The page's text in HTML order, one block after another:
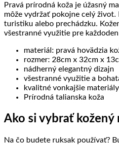
Pravá prírodná koža je úžasný
môže vydržať pokojne celý život.
turistiku alebo prechádzku.
všestranné využitie pre
materiál: pravá hovädzia
rozmer: 28cm x 32cm x
nádherný elegantný dizajn
všestranné využitie a
kvalitné vonkajšie
Prírodná talianska koža
Ako si vybrať kožený
Na čo budete ruksak používať?